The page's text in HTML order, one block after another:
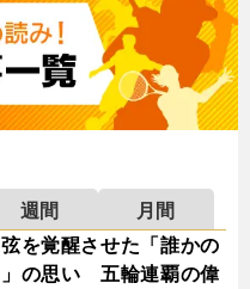
週間
月間
を覚醒させた「誰かの
」の思い 五輪連覇の偉